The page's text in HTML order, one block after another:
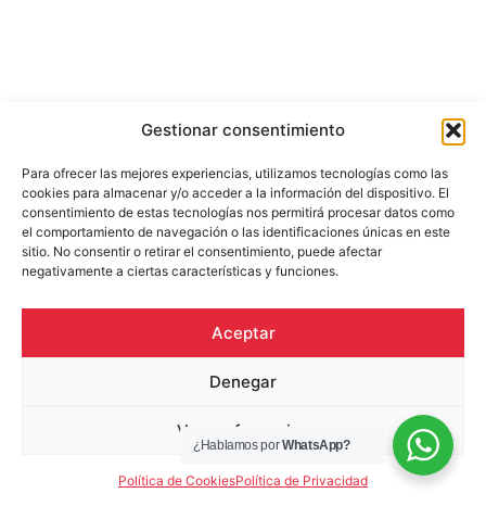
Gestionar consentimiento
Para ofrecer las mejores experiencias, utilizamos tecnologías como las
cookies para almacenar y/o acceder a la información del dispositivo. El
consentimiento de estas tecnologías nos permitirá procesar datos como
el comportamiento de navegación o las identificaciones únicas en este
sitio. No consentir o retirar el consentimiento, puede afectar
negativamente a ciertas características y funciones.
Aceptar
Denegar
Ver preferencias
Política de CookiesPolítica de Privacidad
¿Hablamos porWhatsApp?